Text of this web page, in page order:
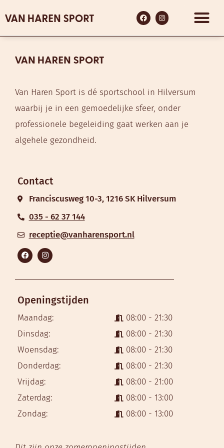
Van Haren Sport is dé sportschool in Hilversum
waarbij je in een gemoedelijke sfeer, onder
professionele begeleiding gaat werken aan je
algehele gezondheid.
Contact
Franciscusweg 10-3, 1216 SK Hilversum
035 - 62 37 144
receptie@vanharensport.nl
Openingstijden
Maandag:
Dinsdag:
Woensdag:
Donderdag:
Vrijdag:
Zaterdag:
Zondag:
08:00 - 21:30
08:00 - 21:30
08:00 - 21:30
08:00 - 21:30
08:00 - 21:00
08:00 - 13:00
08:00 - 13:00